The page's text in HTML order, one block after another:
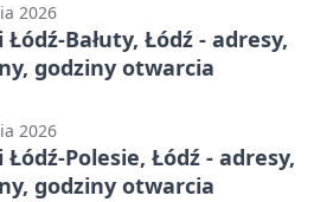
2026
Bałuty, Łódź - adresy,
godziny otwarcia
2026
Polesie, Łódź - adresy,
godziny otwarcia